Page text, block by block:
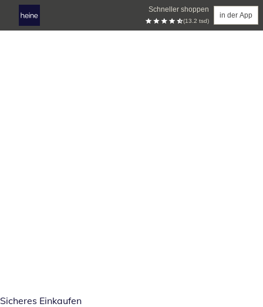
Schneller shoppen
(13.2 tsd)
in der App
Sicheres Einkaufen